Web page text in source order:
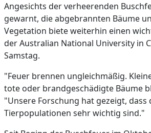
Angesichts der verheerenden
gewarnt, die abgebrannten Bäume
Vegetation biete weiterhin einen
der Australian National University in
Samstag.
"Feuer brennen ungleichmäßig.
tote oder brandgeschädigte Bäume
"Unsere Forschung hat gezeigt,
Tierpopulationen sehr wichtig sind."